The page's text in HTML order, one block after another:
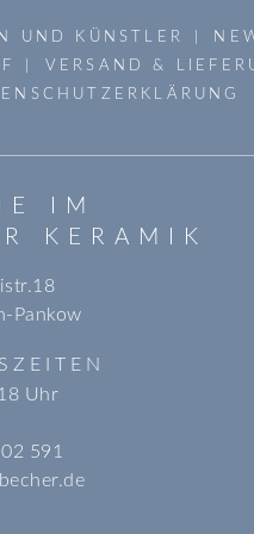
UND KÜNSTLER
VERSAND &
IM
KERAMIK
Pankow
Uhr
591